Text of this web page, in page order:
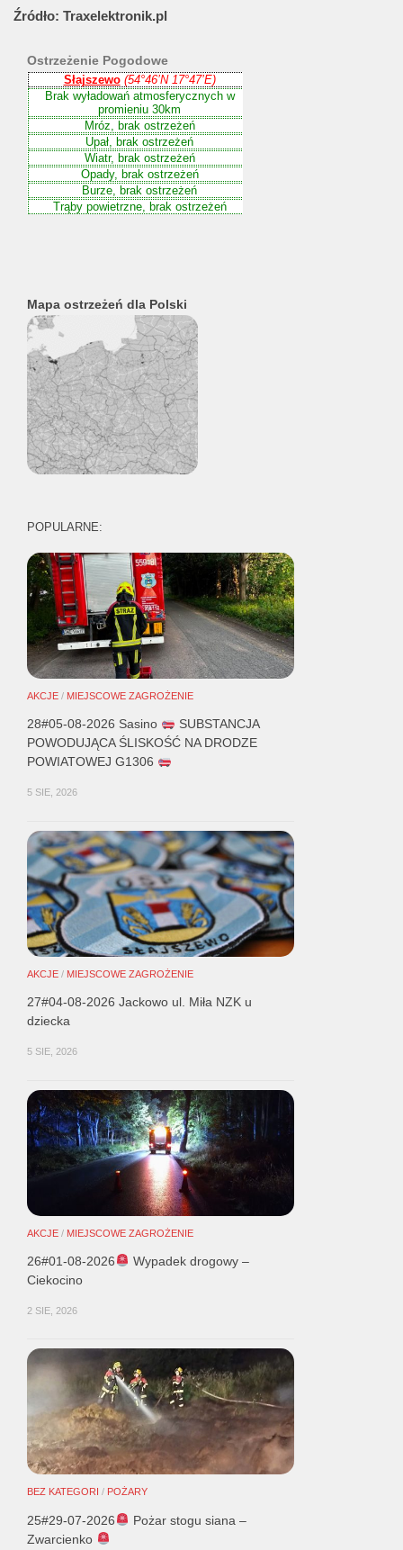
Źródło: Traxelektronik.pl
Ostrzeżenie Pogodowe
Mapa ostrzeżeń dla Polski
POPULARNE:
AKCJE / MIEJSCOWE ZAGROŻENIE
28#05-08-2026 Sasino
SUBSTANCJA
POWODUJĄCA ŚLISKOŚĆ NA DRODZE
POWIATOWEJ G1306
5 SIE, 2026
AKCJE / MIEJSCOWE ZAGROŻENIE
27#04-08-2026 Jackowo ul. Miła NZK u
dziecka
5 SIE, 2026
AKCJE / MIEJSCOWE ZAGROŻENIE
26#01-08-2026
Wypadek drogowy –
Ciekocino
2 SIE, 2026
BEZ KATEGORI / POŻARY
25#29-07-2026
Pożar stogu siana –
Zwarcienko